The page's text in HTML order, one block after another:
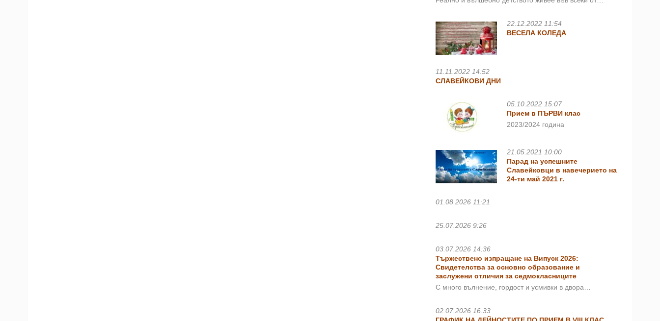
22.12.2022 11:54
ВЕСЕЛА КОЛЕДА
11.11.2022 14:52
СЛАВЕЙКОВИ ДНИ
05.10.2022 15:07
Прием в ПЪРВИ клас
2023/2024 година
21.05.2021 10:00
Парад на успешните
Славейковци в навечерието на
24-ти май 2021 г.
01.08.2026 11:21
25.07.2026 9:26
03.07.2026 14:36
Тържествено изпращане на Випуск 2026:
Свидетелства за основно образование и
заслужени отличия за седмокласниците
С много вълнение, гордост и усмивки в двора…
02.07.2026 16:33